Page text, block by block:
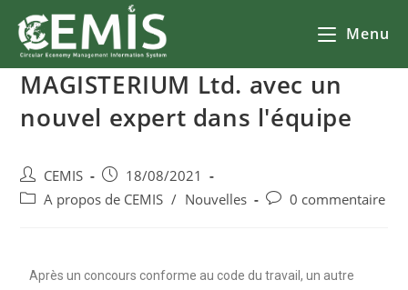
Menu
MAGISTERIUM Ltd. avec un
nouvel expert dans l'équipe
CEMIS
18/08/2021
A propos de CEMIS / Nouvelles 0 commentaire
Après un concours conforme au code du travail, un autre